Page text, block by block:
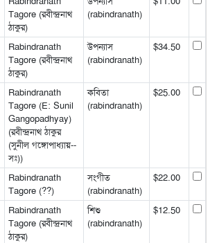
Tagore (রবীন্দ্রনাথ
ঠাকুর)
(rabindranath)
Rabindranath
Tagore (রবীন্দ্রনাথ
ঠাকুর)
উপন্যাস
(rabindranath)
$34.50
Rabindranath
Tagore (E: Sunil
Gangopadhyay)
(রবীন্দ্রনাথ ঠাকুর
(সুনীল গঙ্গোপাধ্যায়--
সঃ))
কবিতা
(rabindranath)
$25.00
Rabindranath
Tagore (??)
সংগীত
(rabindranath)
$22.00
Rabindranath
Tagore (রবীন্দ্রনাথ
ঠাকুর)
শিশু
(rabindranath)
$12.50